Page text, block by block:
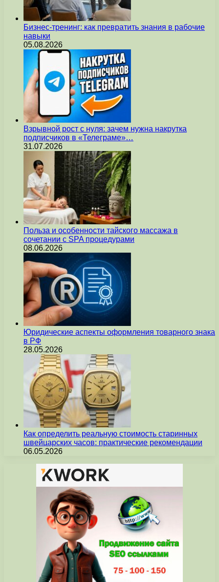
Бизнес-тренинг: как превратить знания в рабочие
навыки
05.08.2026
Взрывной рост с нуля: зачем нужна накрутка
подписчиков в «Телеграме»…
31.07.2026
Польза и особенности тайского массажа в
сочетании с SPA процедурами
08.06.2026
Юридические аспекты оформления товарного знака
в РФ
28.05.2026
Как определить реальную стоимость старинных
швейцарских часов: практические рекомендации
06.05.2026